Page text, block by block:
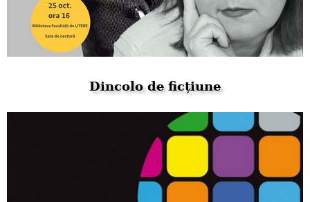
Dincolo de ficțiune